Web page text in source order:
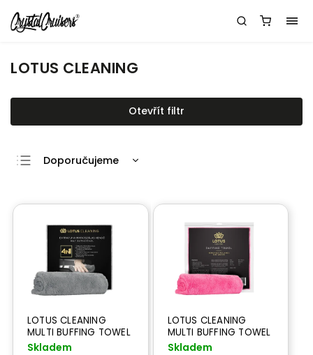
LOTUS CLEANING
Otevřít filtr
Doporučujeme
Nejdražší
Nejprodávanější
Abecedně
LOTUS CLEANING
MULTI BUFFING TOWEL
GRAY 400 gsm
Skladem
LOTUS CLEANING
MULTI BUFFING TOWEL
PINK 550 gsm
Skladem